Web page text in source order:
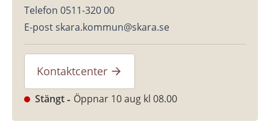
Telefon 0511-320 00
E-post skara.kommun@skara.se
Kontaktcenter
Stängt Öppnar 10 aug kl 08.00